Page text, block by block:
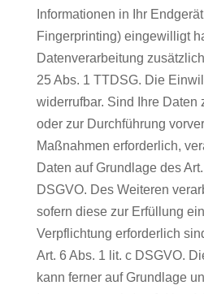
Informationen in Ihr
Fingerprinting) eingewilligt
Datenverarbeitung
25 Abs. 1 TTDSG. Die
widerrufbar. Sind Ihre Daten
oder zur Durchführung
Maßnahmen erforderlich,
Daten auf Grundlage des
DSGVO. Des Weiteren
sofern diese zur Erfüllung
Verpflichtung erforderlich
Art. 6 Abs. 1 lit. c DSGVO.
kann ferner auf Grundlage